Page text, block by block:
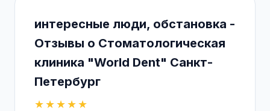
интересные люди, обстановка -
Отзывы о Стоматологическая
клиника "World Dent" Санкт-
Петербург
★★★★★